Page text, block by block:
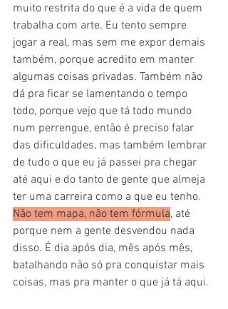
muito restrita do que é a vida de quem
trabalha com arte. Eu tento sempre
jogar a real, mas sem me expor demais
também, porque acredito em manter
algumas coisas privadas. Também não
dá pra ficar se lamentando o tempo
todo, porque vejo que tá todo mundo
num perrengue, então é preciso falar
das dificuldades, mas também lembrar
de tudo o que eu já passei pra chegar
até aqui e do tanto de gente que almeja
ter uma carreira como a que eu tenho.
Não tem mapa, não tem fórmula, até
porque nem a gente desvendou nada
disso. É dia após dia, mês após mês,
batalhando não só pra conquistar mais
coisas, mas pra manter o que já tá aqui.